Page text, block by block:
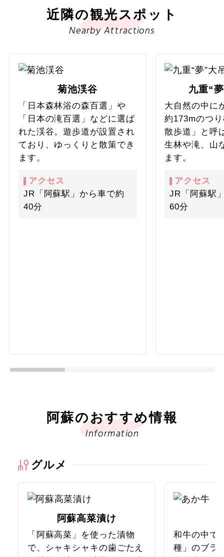
近隣の観光スポット
Nearby Attractions
菊池渓谷
「日本森林浴の森百選」や
「日本の滝百選」などに選ば
れた渓谷。遊歩道が設置され
ており、ゆっくりと散策でき
ます。
アクセス
JR「阿蘇駅」から車で約
40分
九重“
大自然の中に
約173mのつ
散歩道」と呼
生林や滝、山
ます。
アクセス
JR「阿蘇駅
60分
阿蘇のおすすめ情報
Information
グルメ
阿蘇高菜漬け
「阿蘇高菜」を使った漬物
で、シャキシャキの歯ごたえ
和牛の中で
種」のブラ